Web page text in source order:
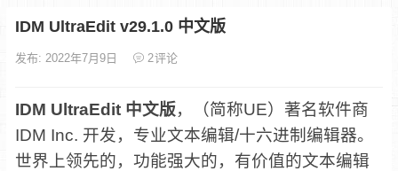
IDM UltraEdit v29.1.0 中文版
发布: 2022年7月9日 2评论
IDM UltraEdit 中文版，（简称UE）著名软件商
IDM Inc. 开发，专业文本编辑/十六进制编辑器。
世界上领先的，功能强大的，有价值的文本编辑